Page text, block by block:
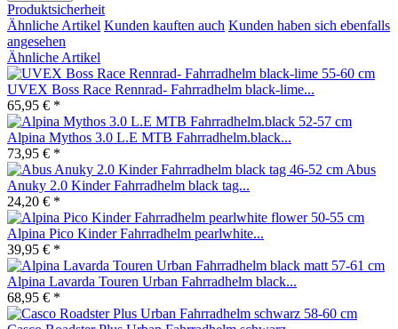
Produktsicherheit
Ähnliche Artikel Kunden kauften auch Kunden haben sich ebenfalls
angesehen
Ähnliche Artikel
UVEX Boss Race Rennrad- Fahrradhelm black-lime...
65,95 € *
Alpina Mythos 3.0 L.E MTB Fahrradhelm.black...
73,95 € *
Abus
Anuky 2.0 Kinder Fahrradhelm black tag...
24,20 € *
Alpina Pico Kinder Fahrradhelm pearlwhite...
39,95 € *
Alpina Lavarda Touren Urban Fahrradhelm black...
68,95 € *